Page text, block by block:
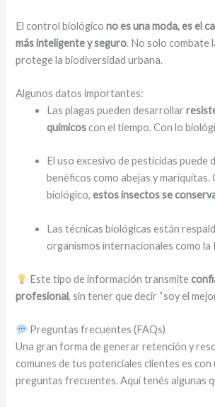
El control biológicono es una moda, es el
más inteligente y seguro. No solo combate
protege la biodiversidad urbana.
Algunos datos importantes:
Las plagas pueden desarrollar
químicoscon el tiempo. Con lo
El uso excesivo de pesticidas puede
benéficos como abejas y mariquitas.
biológico,estos insectos se
Las técnicas biológicas están
organismos internacionales como la
Este tipo de información transmite
profesional, sin tener que decir “soy el
Preguntas frecuentes (FAQs)
Una gran forma de generar retención y
comunes de tus potenciales clientes es con
preguntas frecuentes. Aquí tenés algunas